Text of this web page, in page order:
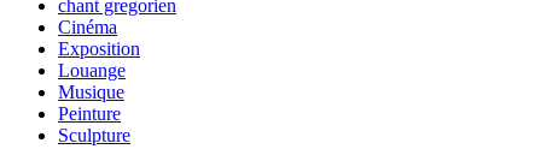
chant gregorien
Cinéma
Exposition
Louange
Musique
Peinture
Sculpture